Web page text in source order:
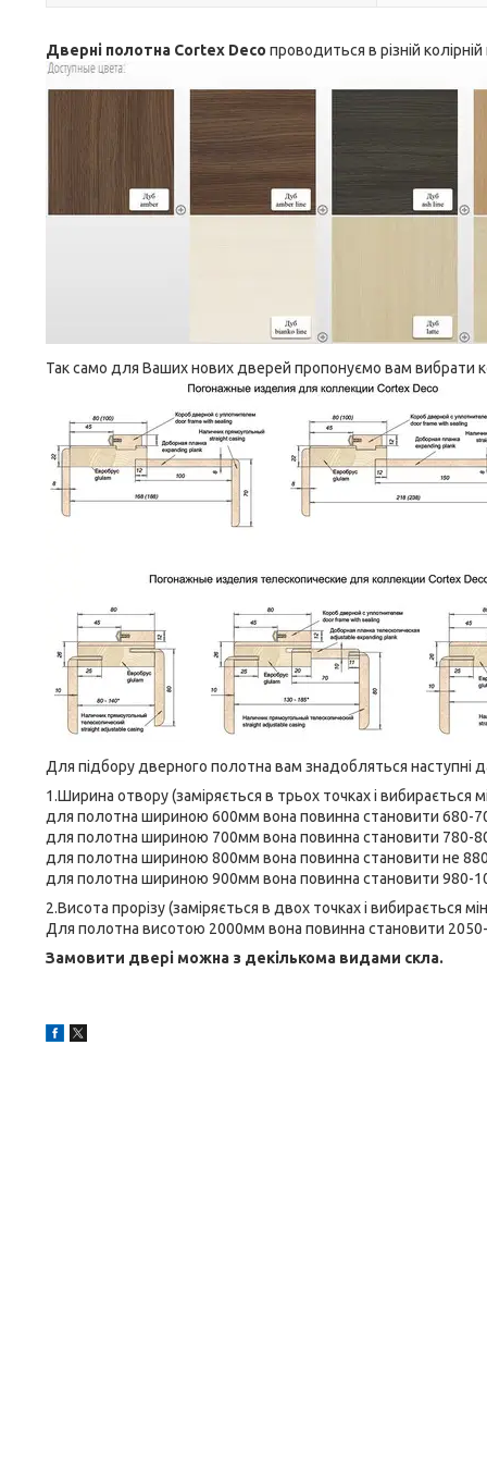
Дверні полотна Cortex Deco проводиться в різній
Так само для Ваших нових дверей пропонуємо вам вибрати
Для підбору дверного полотна вам знадобляться наступні
1.Ширина отвору (заміряється в трьох точках і вибирається
для полотна шириною 600мм вона повинна становити 680-
для полотна шириною 700мм вона повинна становити 780-
для полотна шириною 800мм вона повинна становити не
для полотна шириною 900мм вона повинна становити 980-
2.Висота прорізу (заміряється в двох точках і вибирається
Для полотна висотою 2000мм вона повинна становити
Замовити двері можна з декількома видами скла.